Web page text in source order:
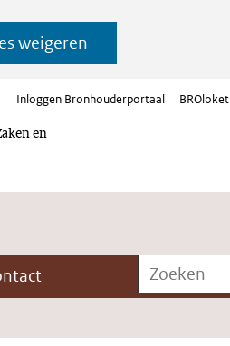
weigeren
en
Inloggen Bronhouderportaal BROloket
Zoeken